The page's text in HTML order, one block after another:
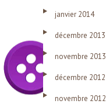
janvier 2014
décembre 2013
novembre 2013
décembre 2012
novembre 2012